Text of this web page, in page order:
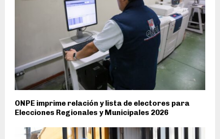
ONPE imprime relación y lista de electores para
Elecciones Regionales y Municipales 2026